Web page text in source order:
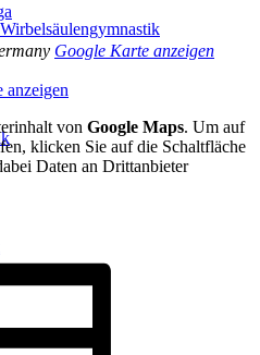
Google Karte anzeigen
anzeigen
von Google Maps. Um auf
klicken Sie auf die Schaltfläche
Daten an Drittanbieter